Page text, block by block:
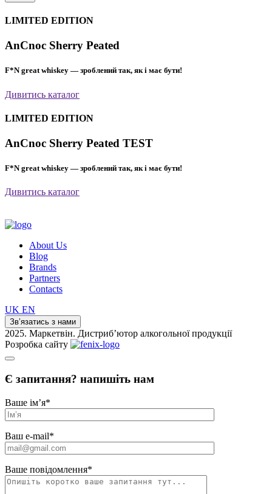
LIMITED EDITION
AnCnoc Sherry Peated
F*N great whiskey — зроблений так, як і має бути!
Дивитись каталог
LIMITED EDITION
AnCnoc Sherry Peated TEST
F*N great whiskey — зроблений так, як і має бути!
Дивитись каталог
About Us
Blog
Brands
Partners
Contacts
UK EN
Зв’язатись з нами
2025. Маркетвін. Дистриб’ютор алкогольної продукції
Розробка сайту
Є запитання? напишіть нам
Ваше ім’я*
Ваш e-mail*
Ваше повідомлення*